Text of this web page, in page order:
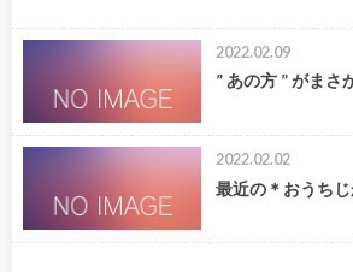
2022.02.09
” あの方 ” がまさ
2022.02.02
最近の＊おうちじ